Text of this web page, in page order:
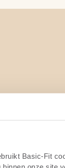
Basic-Fit
onze site